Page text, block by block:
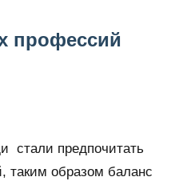
профессий
стали предпочитать
таким образом баланс